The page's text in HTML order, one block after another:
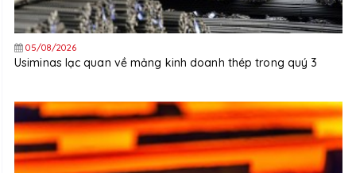
05/08/2026
Usiminas lạc quan về mảng kinh doanh thép trong quý 3